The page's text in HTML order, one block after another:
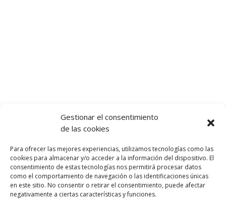
Gestionar el consentimiento
de las cookies
Para ofrecer las mejores experiencias, utilizamos tecnologías como las
cookies para almacenar y/o acceder a la información del dispositivo. El
consentimiento de estas tecnologías nos permitirá procesar datos
como el comportamiento de navegación o las identificaciones únicas
en este sitio. No consentir o retirar el consentimiento, puede afectar
negativamente a ciertas características y funciones.